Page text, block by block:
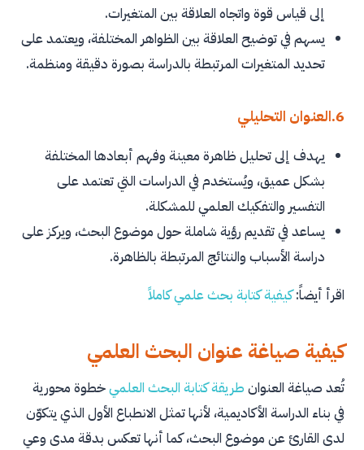
إلى قياس قوة واتجاه العلاقة بين المتغيرات.
يسهم في توضيح العلاقة بين الظواهر المختلفة، ويعتمد على
تحديد المتغيرات المرتبطة بالدراسة بصورة دقيقة ومنظمة.
6.العنوان التحليلي
يهدف إلى تحليل ظاهرة معينة وفهم أبعادها المختلفة
بشكل عميق، ويُستخدم في الدراسات التي تعتمد على
التفسير والتفكيك العلمي للمشكلة.
يساعد في تقديم رؤية شاملة حول موضوع البحث، ويركز على
دراسة الأسباب والنتائج المرتبطة بالظاهرة.
اقرأ أيضاً:كيفية كتابة بحث علمي كاملاً
كيفية صياغة عنوان البحث العلمي
تُعد صياغة العنوان طريقة كتابة البحث العلميخطوة محورية
في بناء الدراسة الأكاديمية، لأنها تمثل الانطباع الأول الذي يتكوّن
لدى القارئ عن موضوع البحث، كما أنها تعكس بدقة مدى وعي